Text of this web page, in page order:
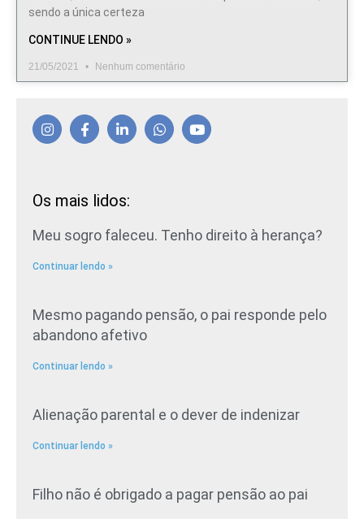
sendo a única certeza
CONTINUE LENDO »
21/05/2021 Nenhum comentário
Os mais lidos:
Meu sogro faleceu. Tenho direito à herança?
Continuar lendo »
Mesmo pagando pensão, o pai responde pelo
abandono afetivo
Continuar lendo »
Alienação parental e o dever de indenizar
Continuar lendo »
Filho não é obrigado a pagar pensão ao pai